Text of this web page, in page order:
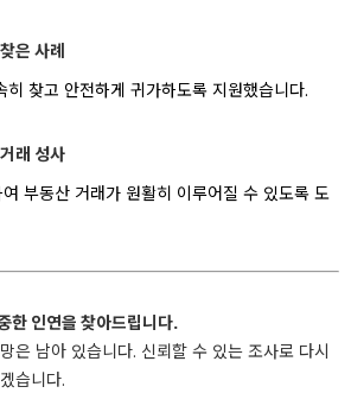
은 사례
히 찾고 안전하게 귀가하도록 지원했습니다.
래 성사
부동산 거래가 원활히 이루어질 수 있도록 도
한 인연을 찾아드립니다.
은 남아 있습니다. 신뢰할 수 있는 조사로 다시
습니다.